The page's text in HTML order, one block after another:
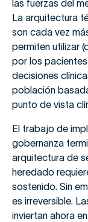
las fuerzas del
La arquitectura
son cada vez
permiten utilizar
por los
decisiones
población
punto de vista
El trabajo de
gobernanza
arquitectura de
heredado
sostenido. Sin
es irreversible.
inviertan ahora